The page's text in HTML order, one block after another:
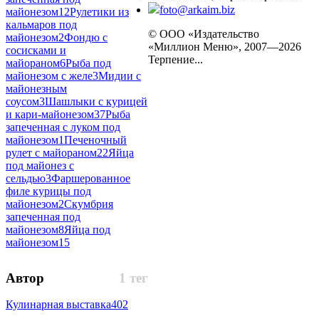
майонезом12Рулетики из
кальмаров под
майонезом2Фондю с
сосисками и
майораном6Рыба под
майонезом с желе3Мидии с
майонезным
соусом3Шашлыки с курицей
и кари-майонезом37Рыба
запеченная с луком под
майонезом1Печеночный
рулет с майораном22Яйца
под майонез с
сельдью3Фаршерованное
филе курицы под
майонезом2Скумбрия
запеченная под
майонезом8Яйца под
майонезом15
1 тег
Автор
Кулинарная выставка402
foto@arkaim.biz
© ООО «Издательство
«Миллион Меню», 2007—2026
Терпение...